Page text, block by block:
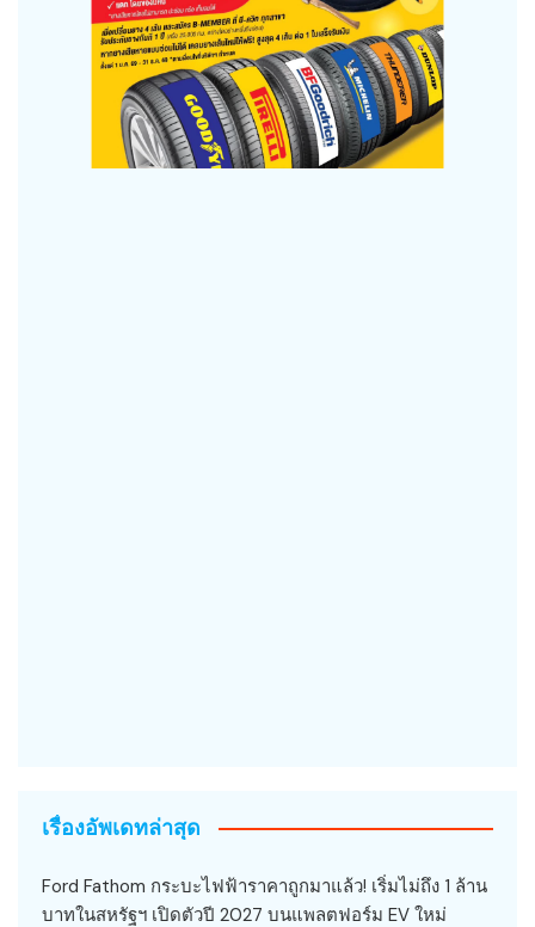
เรื่องอัพเดทล่าสุด
Ford Fathom กระบะไฟฟ้าราคาถูกมาแล้ว! เริ่มไม่ถึง 1 ล้าน
บาทในสหรัฐฯ เปิดตัวปี 2027 บนแพลตฟอร์ม EV ใหม่